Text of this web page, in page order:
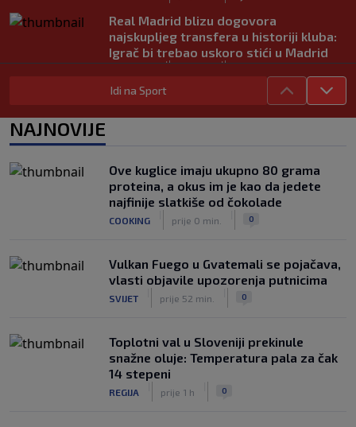
Real Madrid blizu dogovora
najskupljeg transfera u historiji kluba:
Igrač bi trebao uskoro stići u Madrid
| |
Lara Gut-Behrami završila karijeru:
Predsjednik FIFA-e ne odustaje od
svojih planova: Otkriveno šta je
ponudio Marokancima za podršku
NOGOMET prije 2 h
Idi na Sport
NAJNOVIJE
Ove kuglice imaju ukupno 80 grama
proteina, a okus im je kao da jedete
najfinije slatkiše od čokolade
COOKING prije 0 min. 0
Vulkan Fuego u Gvatemali se pojačava,
vlasti objavile upozorenja putnicima
SVIJET prije 52 min. 0
Toplotni val u Sloveniji prekinule
snažne oluje: Temperatura pala za čak
14 stepeni
REGIJA prije 1 h 0